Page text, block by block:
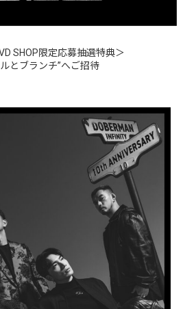
SHOP限定応募抽選特典＞
とブランチ”へご招待